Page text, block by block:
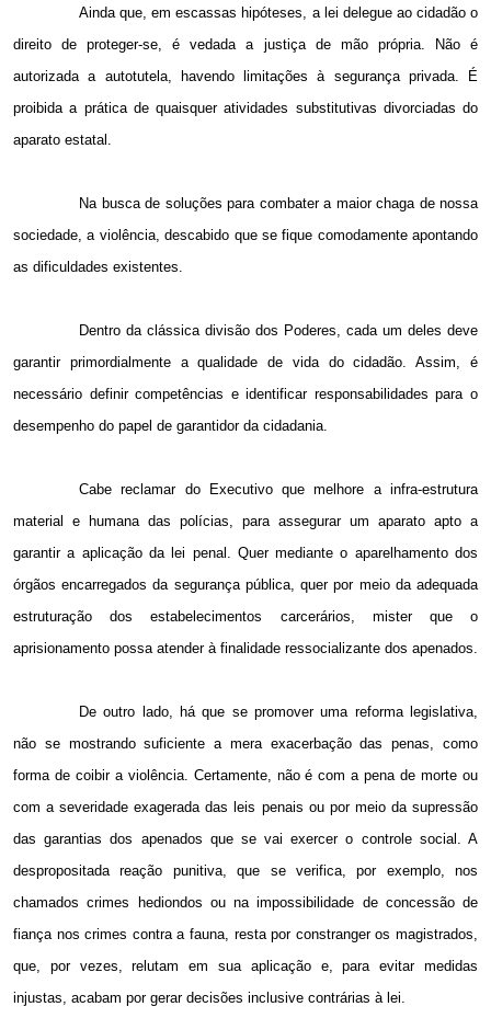
Ainda que, em escassas hipóteses, a lei delegue ao cidadão o
direito de proteger-se, é vedada a justiça de mão própria. Não é
autorizada a autotutela, havendo limitações à segurança privada. É
proibida a prática de quaisquer atividades substitutivas divorciadas do
aparato estatal.
Na busca de soluções para combater a maior chaga de nossa
sociedade, a violência, descabido que se fique comodamente apontando
as dificuldades existentes.
Dentro da clássica divisão dos Poderes, cada um deles deve
garantir primordialmente a qualidade de vida do cidadão. Assim, é
necessário definir competências e identificar responsabilidades para o
desempenho do papel de garantidor da cidadania.
Cabe reclamar do Executivo que melhore a infra-estrutura
material e humana das polícias, para assegurar um aparato apto a
garantir a aplicação da lei penal. Quer mediante o aparelhamento dos
órgãos encarregados da segurança pública, quer por meio da adequada
estruturação dos estabelecimentos carcerários, mister que o
aprisionamento possa atender à finalidade ressocializante dos apenados.
De outro lado, há que se promover uma reforma legislativa,
não se mostrando suficiente a mera exacerbação das penas, como
forma de coibir a violência. Certamente, não é com a pena de morte ou
com a severidade exagerada das leis penais ou por meio da supressão
das garantias dos apenados que se vai exercer o controle social. A
despropositada reação punitiva, que se verifica, por exemplo, nos
chamados crimes hediondos ou na impossibilidade de concessão de
fiança nos crimes contra a fauna, resta por constranger os magistrados,
que, por vezes, relutam em sua aplicação e, para evitar medidas
injustas, acabam por gerar decisões inclusive contrárias à lei.